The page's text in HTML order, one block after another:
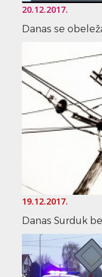
20.12.2017.
Danas se
19.12.2017.
Danas Surduk